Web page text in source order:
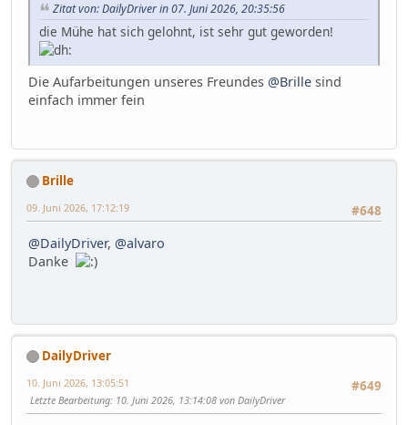
Zitat von: DailyDriver in 07. Juni 2026, 20:35:56
die Mühe hat sich gelohnt, ist sehr gut geworden!
Die Aufarbeitungen unseres Freundes @Brille sind
einfach immer fein
Brille
#648
09. Juni 2026, 17:12:19
@DailyDriver, @alvaro
Danke
DailyDriver
#649
10. Juni 2026, 13:05:51
Letzte Bearbeitung: 10. Juni 2026, 13:14:08 von DailyDriver